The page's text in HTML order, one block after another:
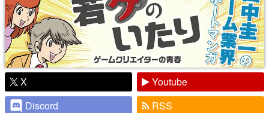
X
Youtube
Discord
RSS